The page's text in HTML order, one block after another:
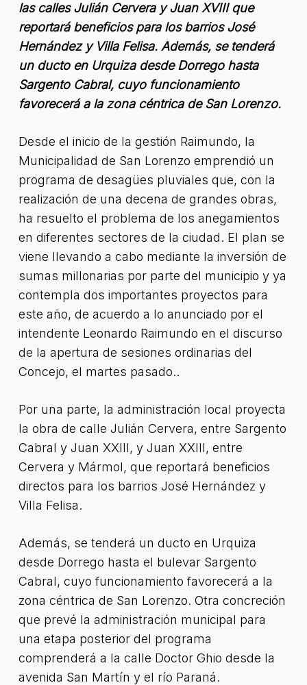
las calles Julián Cervera y Juan XVIII que
reportará beneficios para los barrios José
Hernández y Villa Felisa. Además, se tenderá
un ducto en Urquiza desde Dorrego hasta
Sargento Cabral, cuyo funcionamiento
favorecerá a la zona céntrica de San Lorenzo.
Desde el inicio de la gestión Raimundo, la
Municipalidad de San Lorenzo emprendió un
programa de desagües pluviales que, con la
realización de una decena de grandes obras,
ha resuelto el problema de los anegamientos
en diferentes sectores de la ciudad. El plan se
viene llevando a cabo mediante la inversión de
sumas millonarias por parte del municipio y ya
contempla dos importantes proyectos para
este año, de acuerdo a lo anunciado por el
intendente Leonardo Raimundo en el discurso
de la apertura de sesiones ordinarias del
Concejo, el martes pasado..
Por una parte, la administración local proyecta
la obra de calle Julián Cervera, entre Sargento
Cabral y Juan XXIII, y Juan XXIII, entre
Cervera y Mármol, que reportará beneficios
directos para los barrios José Hernández y
Villa Felisa.
Además, se tenderá un ducto en Urquiza
desde Dorrego hasta el bulevar Sargento
Cabral, cuyo funcionamiento favorecerá a la
zona céntrica de San Lorenzo. Otra concreción
que prevé la administración municipal para
una etapa posterior del programa
comprenderá a la calle Doctor Ghio desde la
avenida San Martín y el río Paraná.